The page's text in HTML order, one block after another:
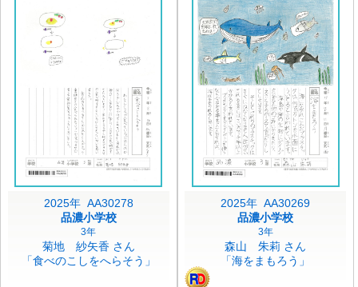
2025年 AA30278
品濃小学校
3年
菊地 紗矢香 さん
「食べのこしをへらそう」
2025年 AA30269
品濃小学校
3年
森山 朱莉 さん
「海をまもろう」